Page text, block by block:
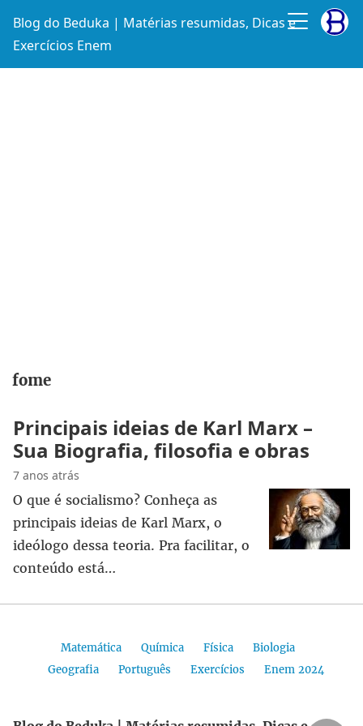
Blog do Beduka | Matérias resumidas, Dicas e
Exercícios Enem
fome
Principais ideias de Karl Marx –
Sua Biografia, filosofia e obras
7 anos atrás
O que é socialismo? Conheça as
principais ideias de Karl Marx, o
ideólogo dessa teoria. Pra facilitar, o
conteúdo está…
Matemática Química Física
Biologia
Geografia
Português Exercícios Enem 2024